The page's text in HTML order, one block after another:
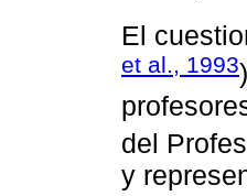
El
et al., 1993
del
y